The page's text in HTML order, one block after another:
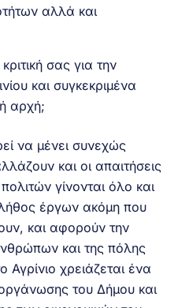
αλλά και
σας για την
και συγκεκριμένα
αρχή;
να μένει συνεχώς
και οι απαιτήσεις
γίνονται όλο και
έργων ακόμη που
και αφορούν την
και της πόλης
χρειάζεται ένα
του Δήμου και